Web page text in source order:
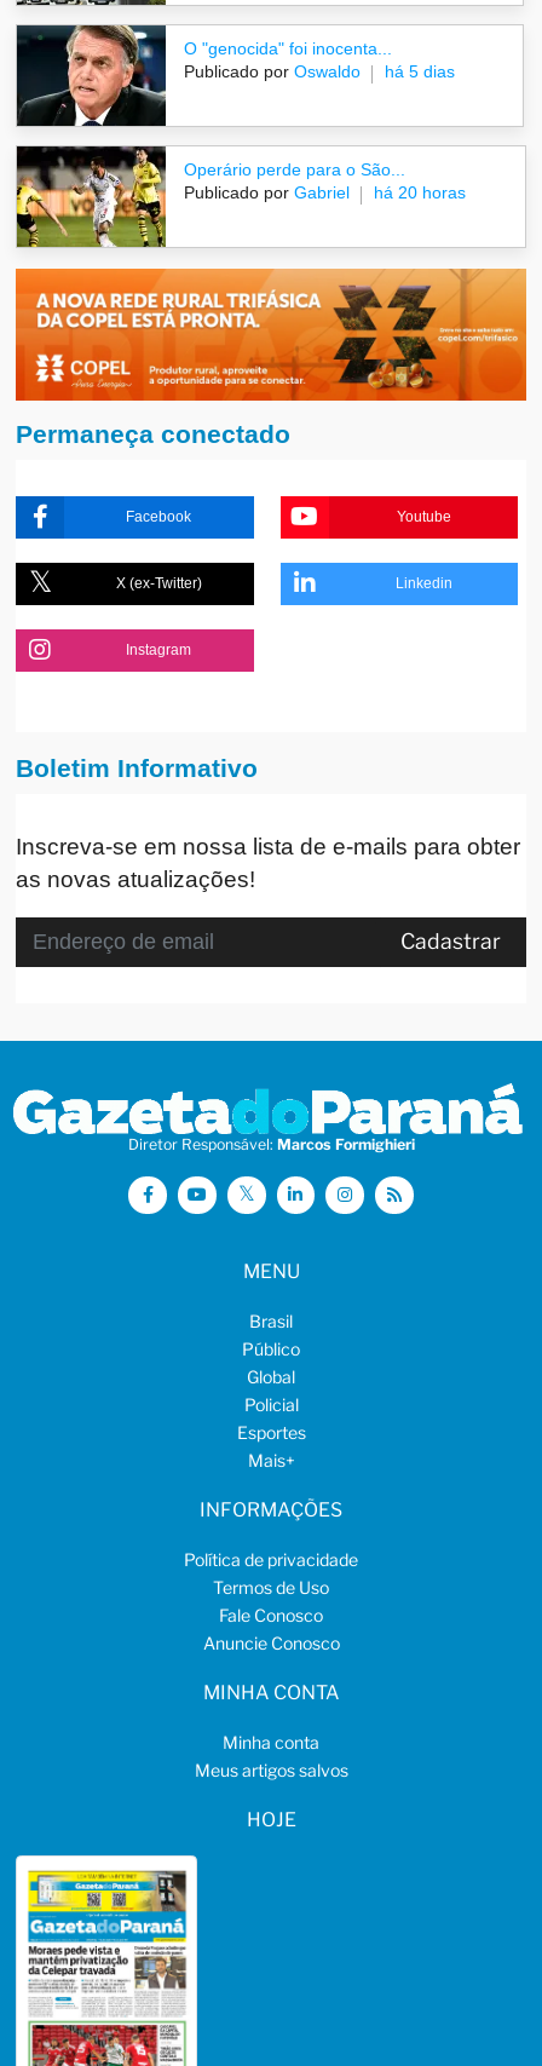
O "genocida" foi inocenta...
Publicado por Oswaldo há 5 dias
Operário perde para o São...
Publicado por Gabriel há 20 horas
Permaneça conectado
Facebook Youtube
X (ex-Twitter) Linkedin
Instagram
Boletim Informativo
Inscreva-se em nossa lista de e-mails para obter
as novas atualizações!
Cadastrar
Diretor Responsável: Marcos Formighieri
MENU
Brasil
Público
Global
Policial
Esportes
Mais+
INFORMAÇÕES
Política de privacidade
Termos de Uso
Fale Conosco
Anuncie Conosco
MINHA CONTA
Minha conta
Meus artigos salvos
HOJE